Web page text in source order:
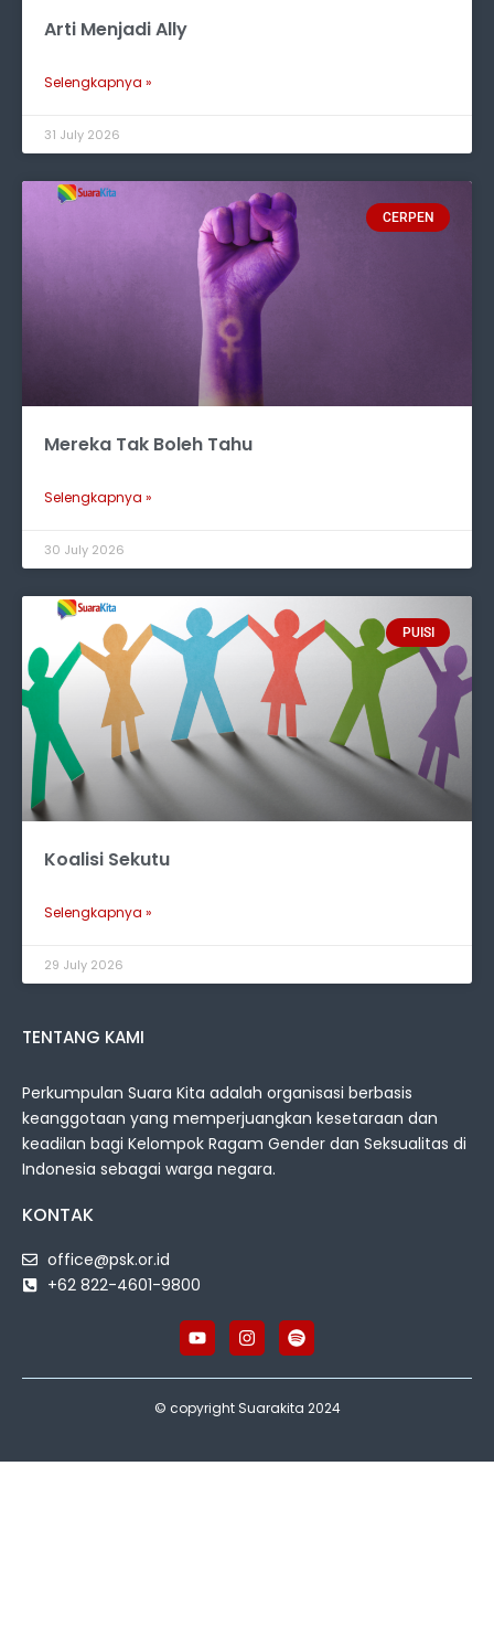
Arti Menjadi Ally
Selengkapnya »
31 July 2026
CERPEN
Mereka Tak Boleh Tahu
Selengkapnya »
30 July 2026
PUISI
Koalisi Sekutu
Selengkapnya »
29 July 2026
TENTANG KAMI
Perkumpulan Suara Kita adalah organisasi berbasis
keanggotaan yang memperjuangkan kesetaraan dan
keadilan bagi Kelompok Ragam Gender dan Seksualitas di
Indonesia sebagai warga negara.
KONTAK
office@psk.or.id
+62 822-4601-9800
© copyright Suarakita 2024